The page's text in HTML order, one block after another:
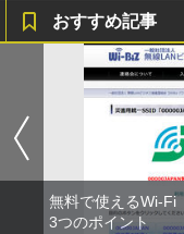
おすすめ記事
無料で使えるWi-Fi
3つのポイント